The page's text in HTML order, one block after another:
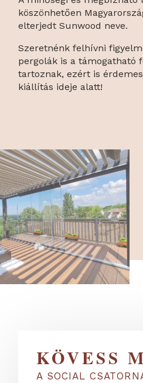
köszönhetően
elterjedt Sunwood neve.
Szeretnénk felhívni
pergolák is a támogatható
tartoznak, ezért is
kiállítás ideje alatt!
KÖVESS
A SOCIAL